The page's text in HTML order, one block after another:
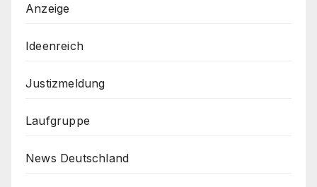
Anzeige
Ideenreich
Justizmeldung
Laufgruppe
News Deutschland